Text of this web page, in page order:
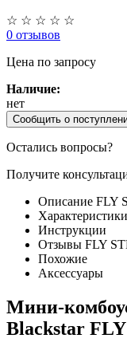
☆ ☆ ☆ ☆ ☆
0 отзывов
Цена по запросу
Наличие:
нет
Сообщить о
Остались вопросы?
Получите
Описание FLY
Инструкции
Отзывы FLY
Похожие
Аксессуары
Мини-
Blackstar